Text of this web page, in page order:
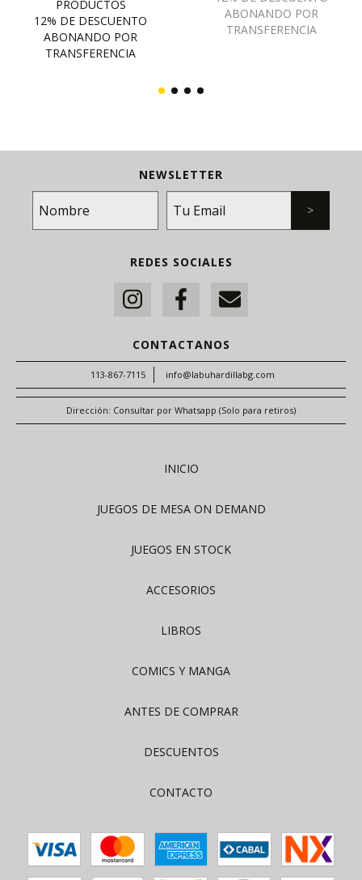
NEWSLETTER
REDES SOCIALES
CONTACTANOS
113-867-7115 info@labuhardillabg.com
Dirección: Consultar por Whatsapp (Solo para retiros)
INICIO
JUEGOS DE MESA ON DEMAND
JUEGOS EN STOCK
ACCESORIOS
LIBROS
COMICS Y MANGA
ANTES DE COMPRAR
DESCUENTOS
CONTACTO